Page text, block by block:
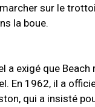
sur le
la boue.
a exigé que
En 1962, il a
qui a insisté